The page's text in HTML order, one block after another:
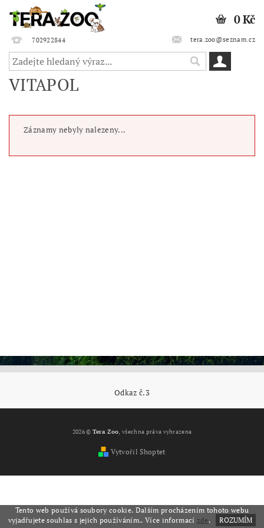
702922844 tera.zoo@seznam.cz
0 Kč
VITAPOL
Záznamy nebyly nalezeny...
Odkaz č.3
2026 © Tera Zoo, všechna práva vyhrazena
Vytvořil Shoptet
Tento web používá soubory cookie. Dalším procházením tohoto webu
vyjadřujete souhlas s jejich používáním.. Více informací zde . ROZUMÍM